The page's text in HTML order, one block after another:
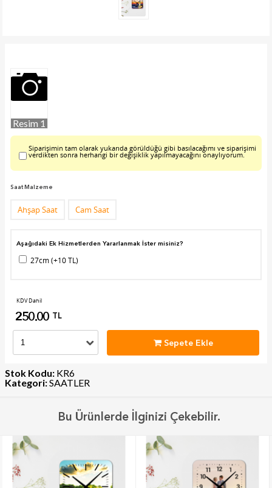
Resim 1
Siparişimin tam olarak yukarıda görüldüğü gibi basılacağımı ve siparişimi
verdikten sonra herhangi bir değişiklik yapılmayacağını onaylıyorum.
Saat Malzeme
Ahşap Saat Cam Saat
Aşağıdaki Ek Hizmetlerden Yararlanmak İster misiniz?
27cm (+10 TL)
KDV Dahil
250.00 TL
Sepete Ekle
Stok Kodu: KR6
Kategori:SAATLER
Bu Ürünlerde İlginizi Çekebilir.